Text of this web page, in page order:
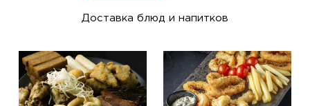
Доставка блюд и напитков